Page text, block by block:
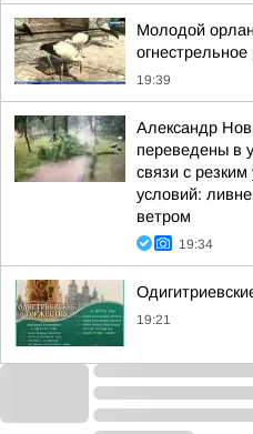
Молодой
19:39
Александр
переведены в
связи с
условий:
ветром
19:34
19:21